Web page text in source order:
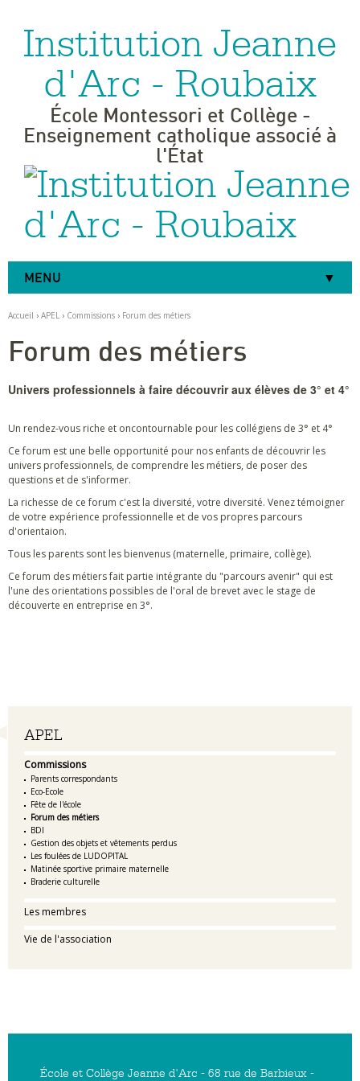
Outils
personnels
Institution Jeanne
d'Arc - Roubaix
École Montessori et Collège -
Enseignement catholique associé à
l'État
MENU
Accueil › APEL › Commissions › Forum des métiers
Navigation
APEL
Commissions
Parents correspondants
Eco-Ecole
Fête de l'école
Forum des métiers
BDI
Gestion des objets et vêtements perdus
Les foulées de LUDOPITAL
Matinée sportive primaire maternelle
Braderie culturelle
Les membres
Vie de l'association
Forum des métiers
Univers professionnels à faire découvrir aux élèves de 3° et 4°
Un rendez-vous riche et oncontournable pour les collégiens de 3° et 4°
Ce forum est une belle opportunité pour nos enfants de découvrir les
univers professionnels, de comprendre les métiers, de poser des
questions et de s'informer.
La richesse de ce forum c'est la diversité, votre diversité. Venez témoigner
de votre expérience professionnelle et de vos propres parcours
d'orientaion.
Tous les parents sont les bienvenus (maternelle, primaire, collège).
Ce forum des métiers fait partie intégrante du "parcours avenir" qui est
l'une des orientations possibles de l'oral de brevet avec le stage de
découverte en entreprise en 3°.
École et Collège Jeanne d'Arc - 68 rue de Barbieux -